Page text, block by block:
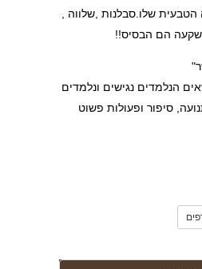
הטבעית שלו.סבלנות ,שלווה ,
הם הבסיס!!
הנלמדים נגישים ונלמדים
סיפור ופעולות פשוט